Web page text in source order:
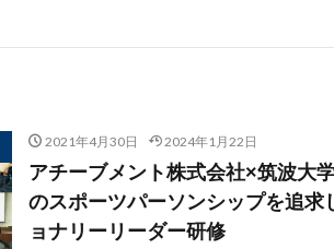
2021年4月30日 2024年1月22日
アチーブメント株式会社×筑波大
のスポーツパーソンシップを追求
ョナリーリーダー研修